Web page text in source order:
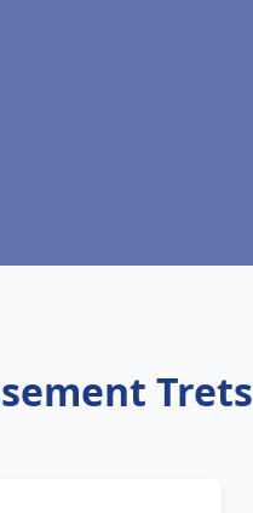
Trets